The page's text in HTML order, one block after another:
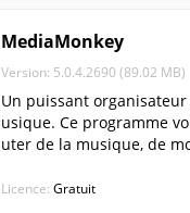
MediaMonkey
Version: 5.0.4.2690 (89.02 MB)
Un puissant
usique. Ce programme
uter de la musique, de
udio d'un format à un
Licence: Gratuit